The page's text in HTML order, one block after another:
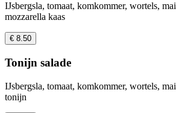
IJsbergsla, tomaat, komkommer, wortels,
mozzarella kaas
€ 8.50
Tonijn salade
IJsbergsla, tomaat, komkommer, wortels,
tonijn